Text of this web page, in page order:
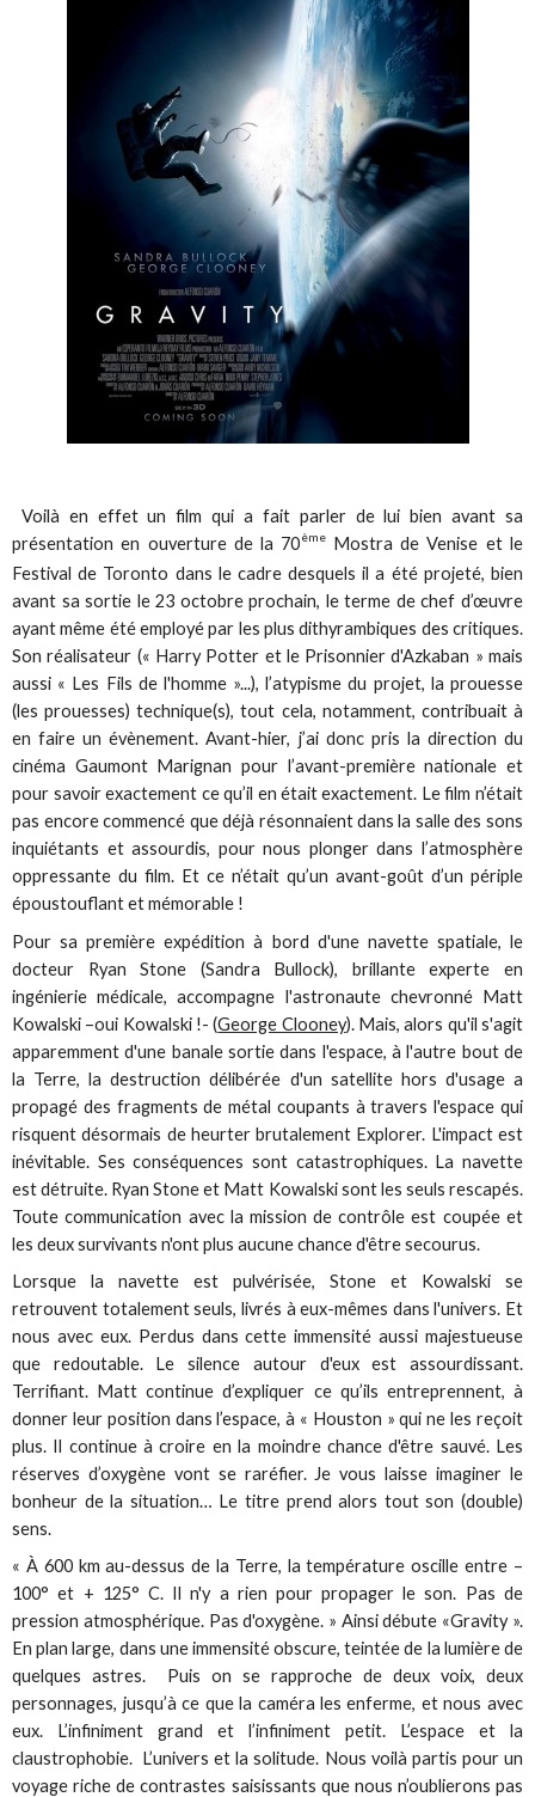
Voilà en effet un film qui a fait parler de lui bien avant sa
présentation en ouverture de la 70èmeMostra de Venise et le
Festival de Toronto dans le cadre desquels il a été projeté, bien
avant sa sortie le 23 octobre prochain, le terme de chef d’œuvre
ayant même été employé par les plus dithyrambiques des critiques.
Son réalisateur (« Harry Potter et le Prisonnier d'Azkaban » mais
aussi « Les Fils de l'homme »...), l’atypisme du projet, la prouesse
(les prouesses) technique(s), tout cela, notamment, contribuait à
en faire un évènement. Avant-hier, j’ai donc pris la direction du
cinéma Gaumont Marignan pour l’avant-première nationale et
pour savoir exactement ce qu’il en était exactement. Le film n’était
pas encore commencé que déjà résonnaient dans la salle des sons
inquiétants et assourdis, pour nous plonger dans l’atmosphère
oppressante du film. Et ce n’était qu’un avant-goût d’un périple
époustouflant et mémorable !
Pour sa première expédition à bord d'une navette spatiale, le
docteur Ryan Stone (Sandra Bullock), brillante experte en
ingénierie médicale, accompagne l'astronaute chevronné Matt
Kowalski –oui Kowalski !- (George Clooney). Mais, alors qu'il s'agit
apparemment d'une banale sortie dans l'espace, à l'autre bout de
la Terre, la destruction délibérée d'un satellite hors d'usage a
propagé des fragments de métal coupants à travers l'espace qui
risquent désormais de heurter brutalement Explorer. L'impact est
inévitable. Ses conséquences sont catastrophiques. La navette
est détruite. Ryan Stone et Matt Kowalski sont les seuls rescapés.
Toute communication avec la mission de contrôle est coupée et
les deux survivants n'ont plus aucune chance d'être secourus.
Lorsque la navette est pulvérisée, Stone et Kowalski se
retrouvent totalement seuls, livrés à eux-mêmes dans l'univers. Et
nous avec eux. Perdus dans cette immensité aussi majestueuse
que redoutable. Le silence autour d'eux est assourdissant.
Terrifiant. Matt continue d’expliquer ce qu’ils entreprennent, à
donner leur position dans l’espace, à « Houston » qui ne les reçoit
plus. Il continue à croire en la moindre chance d'être sauvé. Les
réserves d’oxygène vont se raréfier. Je vous laisse imaginer le
bonheur de la situation… Le titre prend alors tout son (double)
sens.
« À 600 km au-dessus de la Terre, la température oscille entre –
100° et + 125° C. Il n'y a rien pour propager le son. Pas de
pression atmosphérique. Pas d'oxygène. » Ainsi débute «Gravity ».
En plan large, dans une immensité obscure, teintée de la lumière de
quelques astres. Puis on se rapproche de deux voix, deux
personnages, jusqu’à ce que la caméra les enferme, et nous avec
eux. L’infiniment grand et l’infiniment petit. L’espace et la
claustrophobie. L’univers et la solitude. Nous voilà partis pour un
voyage riche de contrastes saisissants que nous n’oublierons pas